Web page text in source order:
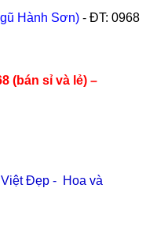
Hành Sơn) - ĐT: 0968
(bán sỉ và lẻ) –
Đẹp - Hoa và